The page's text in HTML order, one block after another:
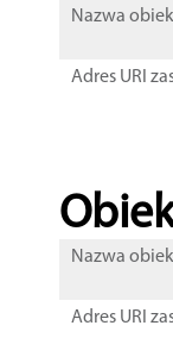
Nazwa
Adres URI
Nazwa
Adres URI